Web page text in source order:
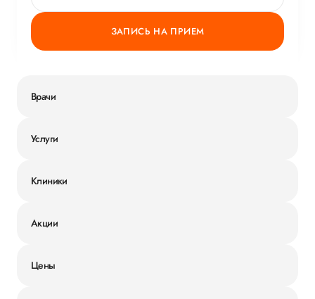
ЗАПИСЬ НА ПРИЕМ
Врачи
Услуги
Клиники
Акции
Цены